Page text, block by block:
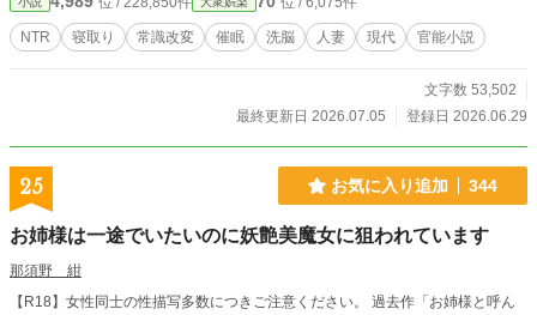
NTR 寝取り 常識改変 催眠 洗脳 人妻 現代 官能小説
文字数 53,502
最終更新日 2026.07.05
登録日 2026.06.29
25 お気に入り追加 344
お姉様は一途でいたいのに妖艶美魔女に狙われています
那須野 紺
【R18】女性同士の性描写多数につきご注意ください。 過去作「お姉様と呼ん